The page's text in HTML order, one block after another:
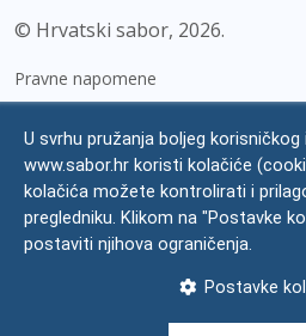
© Hrvatski sabor, 2026
Pravne napomene
Zaštita osobnih podataka
Impressum
Česta pitanja
U svrhu pružanja boljeg
www.sabor.hr koristi kolačiće
kolačića možete kontrolirati i
pregledniku. Klikom na "Postavke
postaviti njihova ograničenja.
Postavke